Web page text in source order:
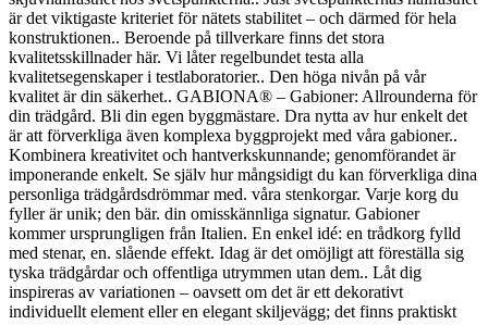
är det viktigaste kriteriet för nätets stabilitet – och därmed för hela
konstruktionen.. Beroende på tillverkare finns det stora
kvalitetsskillnader här. Vi låter regelbundet testa alla
kvalitetsegenskaper i testlaboratorier.. Den höga nivån på vår
kvalitet är din säkerhet.. GABIONA® – Gabioner: Allrounderna för
din trädgård. Bli din egen byggmästare. Dra nytta av hur enkelt det
är att förverkliga även komplexa byggprojekt med våra gabioner..
Kombinera kreativitet och hantverkskunnande; genomförandet är
imponerande enkelt. Se själv hur mångsidigt du kan förverkliga dina
personliga trädgårdsdrömmar med. våra stenkorgar. Varje korg du
fyller är unik; den bär. din omisskännliga signatur. Gabioner
kommer ursprungligen från Italien. En enkel idé: en trådkorg fylld
med stenar, en. slående effekt. Idag är det omöjligt att föreställa sig
tyska trädgårdar och offentliga utrymmen utan dem.. Låt dig
inspireras av variationen – oavsett om det är ett dekorativt
individuellt element eller en elegant skiljevägg; det finns praktiskt